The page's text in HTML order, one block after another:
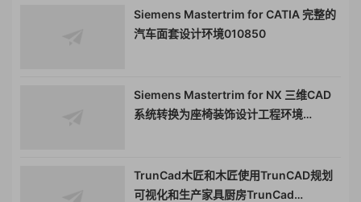
Siemens Mastertrim for CATIA 完整的
汽车面套设计环境010850
Siemens Mastertrim for NX 三维CAD
系统转换为座椅装饰设计工程环境
TrunCad木匠和木匠使用TrunCAD规划
可视化和生产家具厨房TrunCad